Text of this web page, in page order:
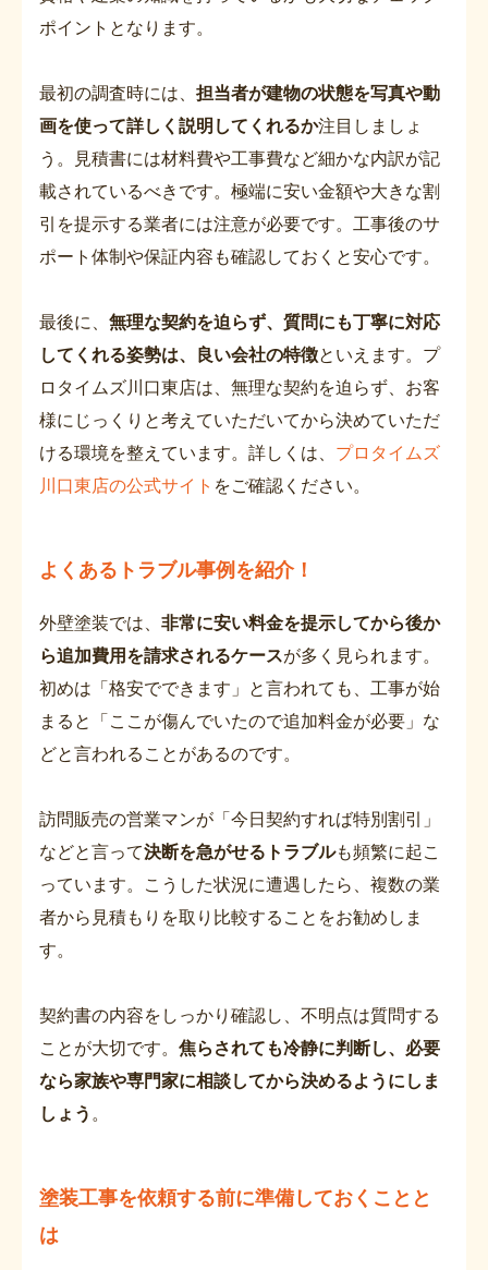
ポイントとなります。
最初の調査時には、 担当者が建物の状態を写真や動
画を使って詳しく説明してくれるか注目しましょ
う。見積書には材料費や工事費など細かな内訳が記
載されているべきです。極端に安い金額や大きな割
引を提示する業者には注意が必要です。工事後のサ
ポート体制や保証内容も確認しておくと安心です。
最後に、 無理な契約を迫らず、質問にも丁寧に対応
してくれる姿勢は、良い会社の特徴といえます。プ
ロタイムズ川口東店は、無理な契約を迫らず、お客
様にじっくりと考えていただいてから決めていただ
ける環境を整えています。詳しくは、 プロタイムズ
川口東店の公式サイト をご確認ください。
よくあるトラブル事例を紹介！
外壁塗装では、 非常に安い料金を提示してから後か
ら追加費用を請求されるケースが多く見られます。
初めは「格安でできます」と言われても、工事が始
まると「ここが傷んでいたので追加料金が必要」な
どと言われることがあるのです。
訪問販売の営業マンが「今日契約すれば特別割引」
などと言って決断を急がせるトラブルも頻繁に起こ
っています。こうした状況に遭遇したら、複数の業
者から見積もりを取り比較することをお勧めしま
す。
契約書の内容をしっかり確認し、不明点は質問する
ことが大切です。 焦らされても冷静に判断し、必要
なら家族や専門家に相談してから決めるようにしま
しょう 。
塗装工事を依頼する前に準備しておくことと
は